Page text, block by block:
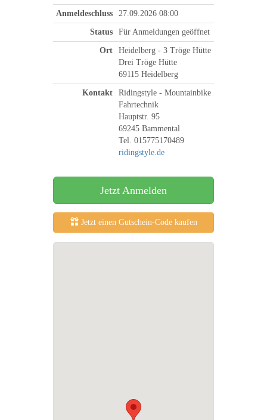
Anmeldeschluss 27.09.2026 08:00
Status Für Anmeldungen geöffnet
Ort
Heidelberg - 3 Tröge Hütte
Drei Tröge Hütte
69115 Heidelberg
Kontakt
Ridingstyle - Mountainbike
Fahrtechnik
Hauptstr. 95
69245 Bammental
Tel. 015775170489
ridingstyle.de
Jetzt Anmelden
Jetzt einen Gutschein-Code kaufen